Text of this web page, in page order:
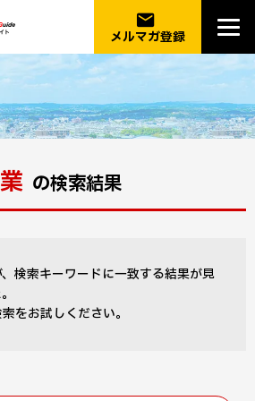
email
メルマガ登録
の検索結果
検索キーワードに一致する結果が見
をお試しください。